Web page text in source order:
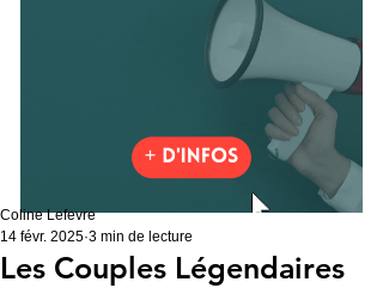
Les Couples Légendaires
Coline Lefevre
14 févr. 2025 3 min de lecture